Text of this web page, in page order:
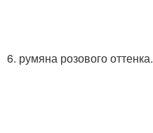
6. румяна розового оттенка.